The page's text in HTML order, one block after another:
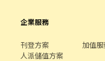
企業服務
刊登方案 加值服
人派儲值方案